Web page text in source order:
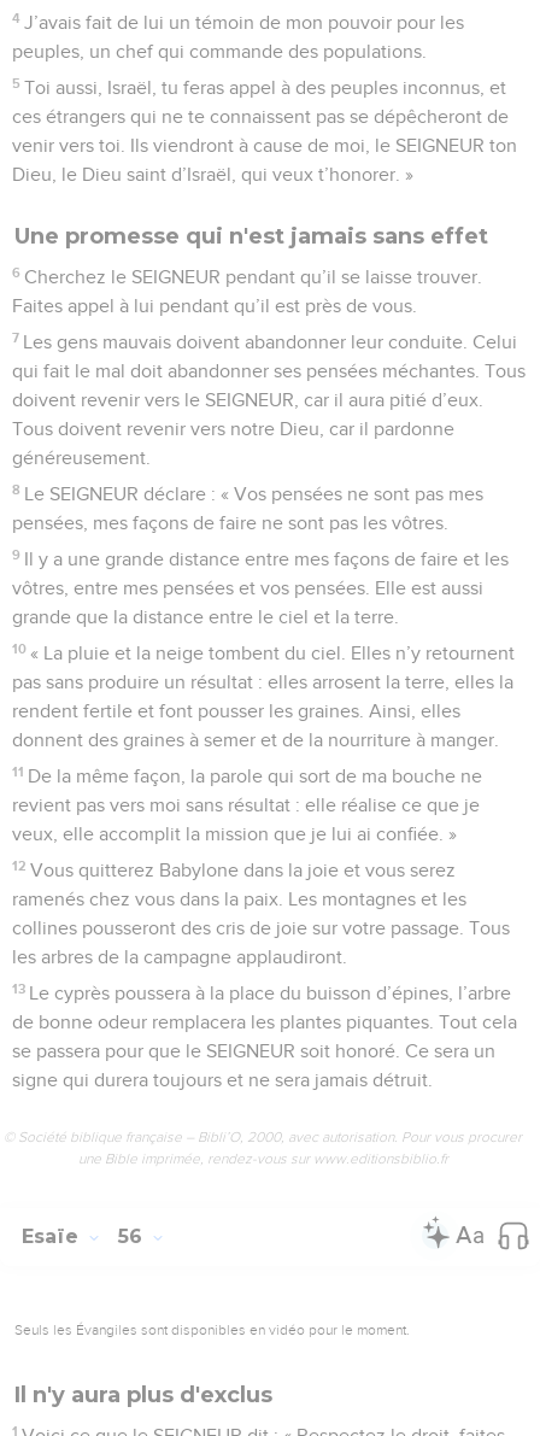
4 J’avais fait de lui un témoin de mon pouvoir pour les
peuples, un chef qui commande des populations.
5 Toi aussi, Israël, tu feras appel à des peuples inconnus, et
ces étrangers qui ne te connaissent pas se dépêcheront de
venir vers toi. Ils viendront à cause de moi, le SEIGNEUR ton
Dieu, le Dieu saint d’Israël, qui veux t’honorer. »
Une promesse qui n'est jamais sans effet
6 Cherchez le SEIGNEUR pendant qu’il se laisse trouver.
Faites appel à lui pendant qu’il est près de vous.
7 Les gens mauvais doivent abandonner leur conduite. Celui
qui fait le mal doit abandonner ses pensées méchantes. Tous
doivent revenir vers le SEIGNEUR, car il aura pitié d’eux.
Tous doivent revenir vers notre Dieu, car il pardonne
généreusement.
8 Le SEIGNEUR déclare : « Vos pensées ne sont pas mes
pensées, mes façons de faire ne sont pas les vôtres.
9 Il y a une grande distance entre mes façons de faire et les
vôtres, entre mes pensées et vos pensées. Elle est aussi
grande que la distance entre le ciel et la terre.
10 « La pluie et la neige tombent du ciel. Elles n’y retournent
pas sans produire un résultat : elles arrosent la terre, elles la
rendent fertile et font pousser les graines. Ainsi, elles
donnent des graines à semer et de la nourriture à manger.
11 De la même façon, la parole qui sort de ma bouche ne
revient pas vers moi sans résultat : elle réalise ce que je
veux, elle accomplit la mission que je lui ai confiée. »
12 Vous quitterez Babylone dans la joie et vous serez
ramenés chez vous dans la paix. Les montagnes et les
collines pousseront des cris de joie sur votre passage. Tous
les arbres de la campagne applaudiront.
13 Le cyprès poussera à la place du buisson d’épines, l’arbre
de bonne odeur remplacera les plantes piquantes. Tout cela
se passera pour que le SEIGNEUR soit honoré. Ce sera un
signe qui durera toujours et ne sera jamais détruit.
© Société biblique française – Bibli’O, 2000, avec autorisation. Pour vous procurer
une Bible imprimée, rendez-vous sur www.editionsbiblio.fr
Esaïe 56
Seuls les Évangiles sont disponibles en vidéo pour le moment.
Il n'y aura plus d'exclus
1